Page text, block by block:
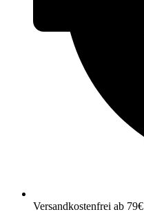
Versandkostenfrei ab 79€